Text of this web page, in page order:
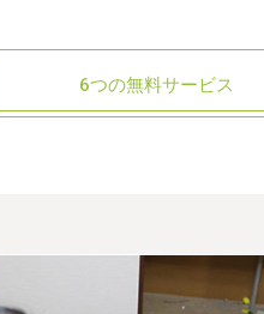
6つの無料サービス